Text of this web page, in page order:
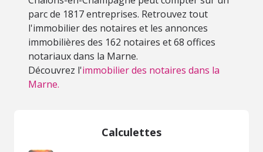
parc de 1817 entreprises. Retrouvez tout
l'immobilier des notaires et les annonces
immobilières des 162 notaires et 68 offices
notariaux dans la Marne.
Découvrez l'immobilier des notaires dans la
Marne.
Calculettes